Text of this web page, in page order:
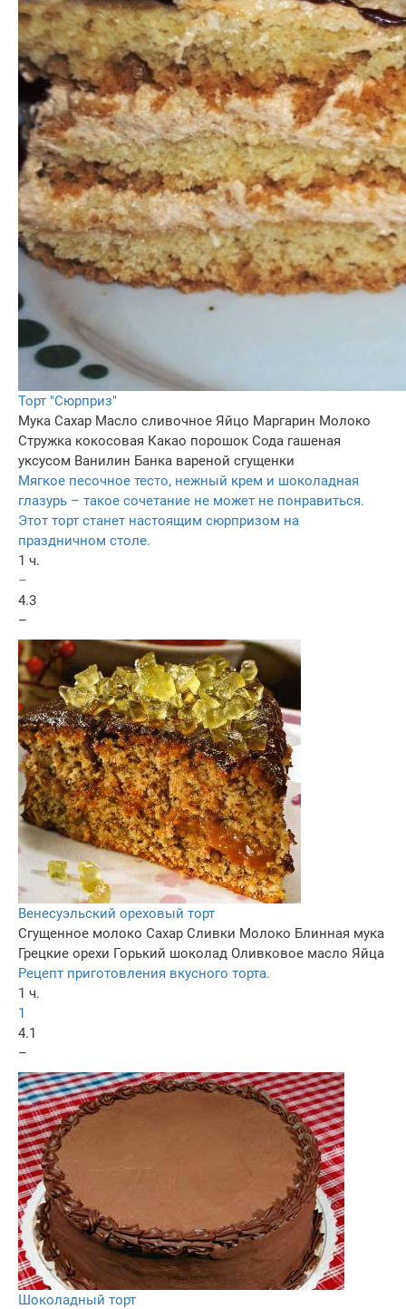
Торт "Сюрприз"
Мука Сахар Масло сливочное Яйцо Маргарин Молоко
Стружка кокосовая Какао порошок Сода гашеная
уксусом Ванилин Банка вареной сгущенки
Мягкое песочное тесто, нежный крем и шоколадная
глазурь – такое сочетание не может не понравиться.
Этот торт станет настоящим сюрпризом на
праздничном столе.
1 ч.
–
4.3
–
Венесуэльский ореховый торт
Сгущенное молоко Сахар Сливки Молоко Блинная мука
Грецкие орехи Горький шоколад Оливковое масло Яйца
Рецепт приготовления вкусного торта.
1 ч.
1
4.1
–
Шоколадный торт